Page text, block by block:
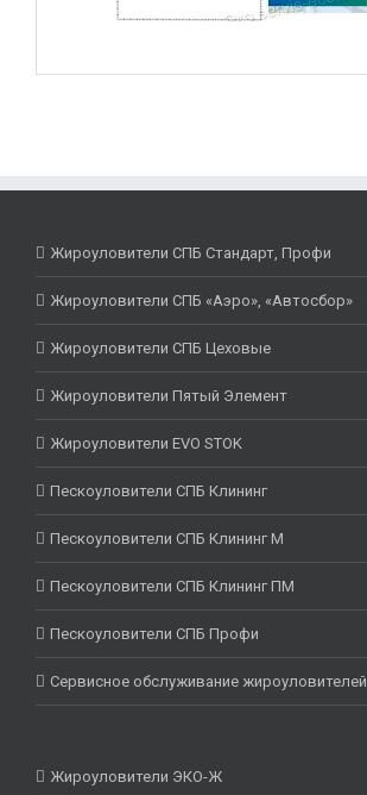
Жироуловители СПБ Стандарт, Профи
Жироуловители СПБ «Аэро», «Автосбор»
Жироуловители СПБ Цеховые
Жироуловители Пятый Элемент
Жироуловители EVO STOK
Пескоуловители СПБ Клининг
Пескоуловители СПБ Клининг М
Пескоуловители СПБ Клининг ПМ
Пескоуловители СПБ Профи
Сервисное обслуживание жироуловителей
Жироуловители ЭКО-Ж